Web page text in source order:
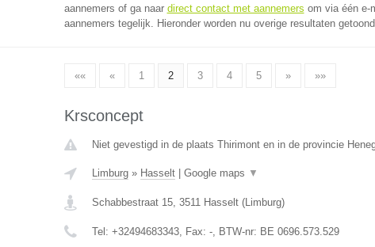
aannemers of ga naar direct contact met aannemers om via één e-
aannemers tegelijk. Hieronder worden nu overige resultaten
«« « 1 2 3 4 5 » »»
Krsconcept
Niet gevestigd in de plaats Thirimont en in de provincie
Limburg» Hasselt| Google maps ▼
Schabbestraat 15, 3511 Hasselt(Limburg)
Tel: +32494683343, Fax: -, BTW-nr: BE 0696.573.529